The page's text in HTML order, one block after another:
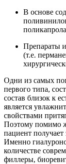
В основе
Препараты
(т.е.
Одни из самых
первого типа,
состав близок к
является
свойствами
Поэтому помимо
пациент
Именно
количестве
филлеры,